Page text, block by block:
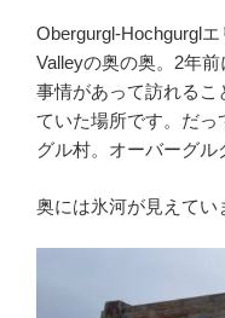
Obergurgl-Hochgurgl
Valleyの奥の奥。2年
事情があって訪れるこ
ていた場所です。だ
グル村。オーバーグル
奥には氷河が見えてい